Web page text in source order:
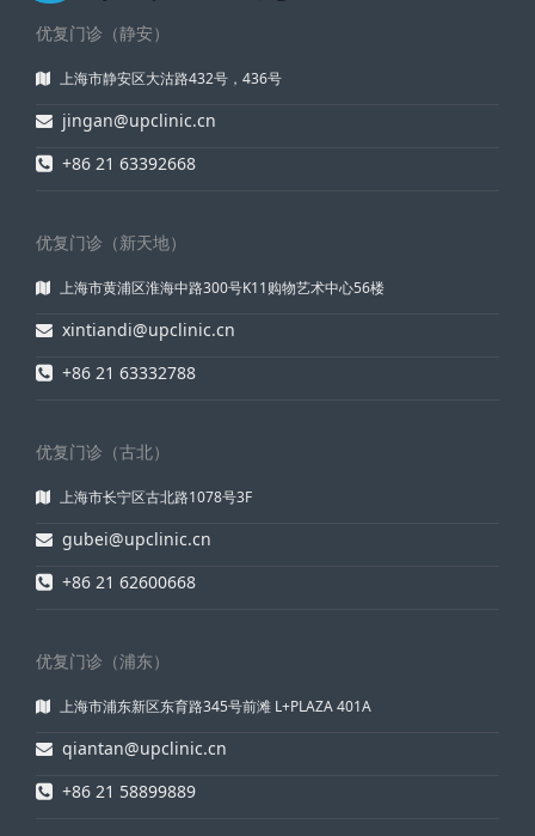
优复门诊（静安）
上海市静安区大沽路432号，436号
jingan@upclinic.cn
+86 21 63392668
优复门诊（新天地）
上海市黄浦区淮海中路300号K11购物艺术中心56楼
xintiandi@upclinic.cn
+86 21 63332788
优复门诊（古北）
上海市长宁区古北路1078号3F
gubei@upclinic.cn
+86 21 62600668
优复门诊（浦东）
上海市浦东新区东育路345号前滩 L+PLAZA 401A
qiantan@upclinic.cn
+86 21 58899889